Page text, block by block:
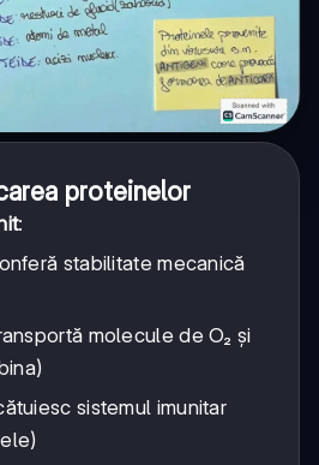
proteinelor
:
stabilitate mecanică
molecule de O₂ și
sistemul imunitar